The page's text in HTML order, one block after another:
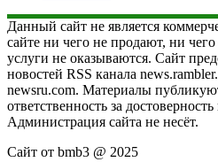
Данный сайт не является
сайте ни чего не продают, ни
услуги не оказываются. Сайт
новостей RSS канала
newsru.com. Материалы
ответственность за
Администрация сайта не несёт.
Сайт от bmb3 @ 2025